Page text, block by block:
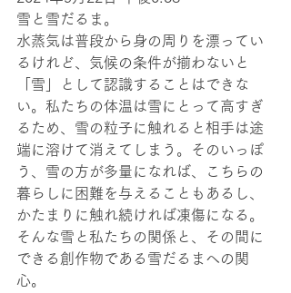
雪と雪だるま。
水蒸気は普段から身の周りを漂ってい
るけれど、気候の条件が揃わないと
「雪」として認識することはできな
い。私たちの体温は雪にとって高すぎ
るため、雪の粒子に触れると相手は途
端に溶けて消えてしまう。そのいっぽ
う、雪の方が多量になれば、こちらの
暮らしに困難を与えることもあるし、
かたまりに触れ続ければ凍傷になる。
そんな雪と私たちの関係と、その間に
できる創作物である雪だるまへの関
心。